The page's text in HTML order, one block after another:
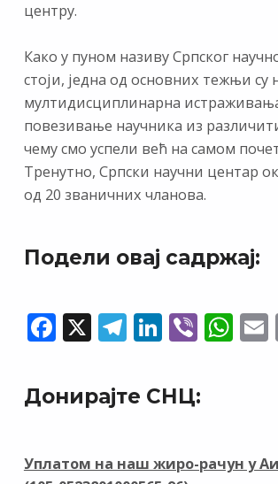
центру.
Како у пуном називу Српског
стоји, једна од основних тежњи су
мултидисциплинарна
повезивање научника из
чему смо успели већ на самом
Тренутно, Српски научни центар
од 20 званичних чланова.
Подели овај садржај:
F
e
b
o
X T
e
gr
m
Li
k
e
n
Vi
er
W
p
Донирајте СНЦ:
Уплатом на наш жиро-рачун у